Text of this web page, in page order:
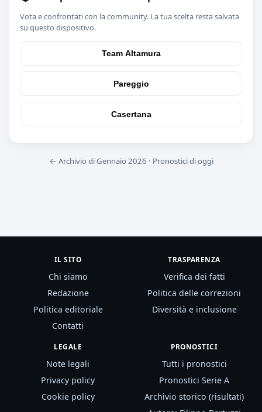
Vota e confrontati con la community. La tua scelta resta salvata
su questo dispositivo.
Team Altamura
Pareggio
Casertana
← Archivio di Gennaio 2026 · Pronostici di oggi
IL SITO
Chi siamo
Redazione
Politica editoriale
Contatti
TRASPARENZA
Verifica dei fatti
Politica delle correzioni
Diversità e inclusione
LEGALE
Note legali
Privacy policy
Cookie policy
PRONOSTICI
Tutti i pronostici
Pronostici Serie A
Archivio storico (risultati)